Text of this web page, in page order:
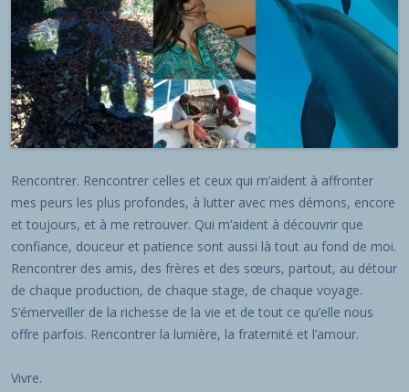
Rencontrer. Rencontrer celles et ceux qui m’aident à affronter
mes peurs les plus profondes, à lutter avec mes démons, encore
et toujours, et à me retrouver. Qui m’aident à découvrir que
confiance, douceur et patience sont aussi là tout au fond de moi.
Rencontrer des amis, des frères et des sœurs, partout, au détour
de chaque production, de chaque stage, de chaque voyage.
S’émerveiller de la richesse de la vie et de tout ce qu’elle nous
offre parfois. Rencontrer la lumière, la fraternité et l’amour.
Vivre.